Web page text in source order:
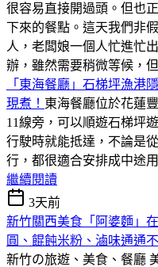
很容易直接開過頭。但也
下來的餐點。這天我們非
人，老闆娘一個人忙進忙
辦，雖然需要稍微等候，
「東海餐廳」石梯坪漁港
現煮！ 東海餐廳位於花蓮
11線旁，可以順遊石梯坪
行駛時就能抵達，不論是
行，都很適合安排成中途
繼續閱讀
3天前
新竹關西美食「阿婆麵」
圓、餛飩米粉、滷味通通
新竹の旅遊、美食、餐廳